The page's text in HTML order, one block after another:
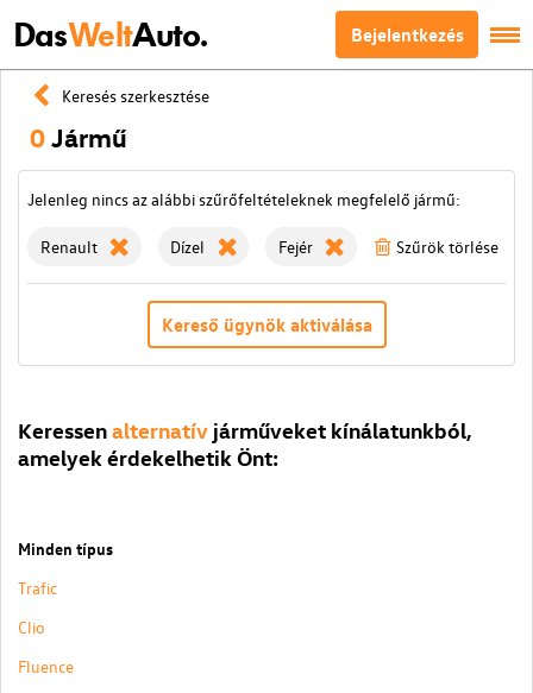
DasWeltAuto. Bejelentkezés
Keresés szerkesztése
0Jármű
Jelenleg nincs az alábbi szűrőfeltételeknek megfelelő jármű:
Renault Dízel Fejér Szűrök törlése
Kereső ügynök aktiválása
Keressenalternatív járműveket kínálatunkból,
amelyek érdekelhetik Önt:
Minden típus
Trafic
Clio
Fluence